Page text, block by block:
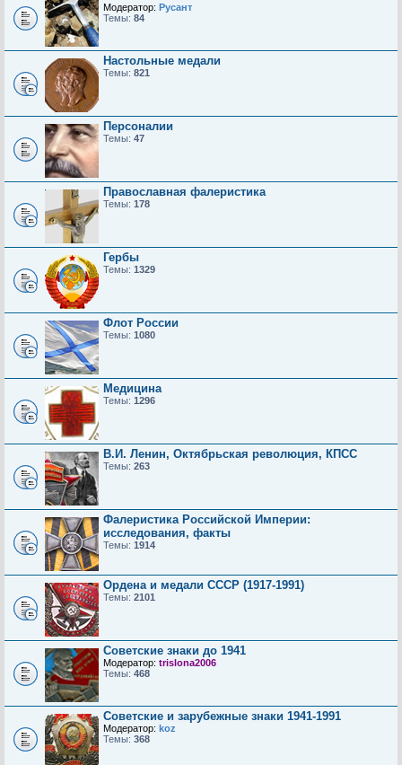
Модератор: Русант
Темы: 84
Настольные медали
Темы: 821
Персоналии
Темы: 47
Православная фалеристика
Темы: 178
Гербы
Темы: 1329
Флот России
Темы: 1080
Медицина
Темы: 1296
В.И. Ленин, Октябрьская революция, КПСС
Темы: 263
Фалеристика Российской Империи:
исследования, факты
Темы: 1914
Ордена и медали СССР (1917-1991)
Темы: 2101
Советские знаки до 1941
Модератор: trislona2006
Темы: 468
Советские и зарубежные знаки 1941-1991
Модератор: koz
Темы: 368